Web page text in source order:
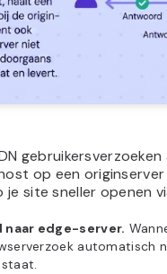
op een originserver
je site sneller openen
edge-server.
automatisch